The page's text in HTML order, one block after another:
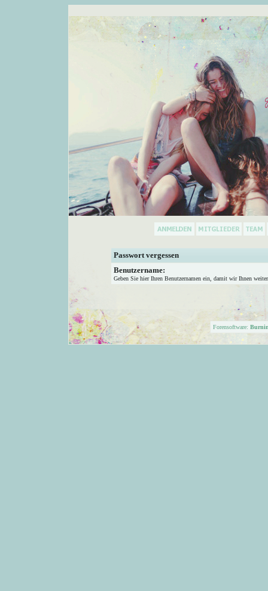
Passwort vergessen
Benutzername:
Geben Sie hier Ihren Benutzernamen ein, damit wir Ihnen
Forensoftware: